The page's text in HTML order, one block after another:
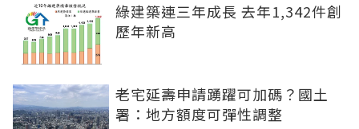
綠建築連三年成長 去年1,342件創
歷年新高
老宅延壽申請踴躍可加碼？國土
署：地方額度可彈性調整